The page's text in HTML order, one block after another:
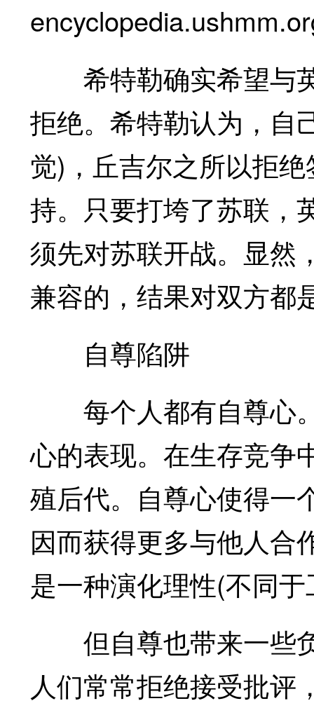
希特勒确实希望与
拒绝。希特勒认为，自
觉)，丘吉尔之所以拒
持。只要打垮了苏联，
须先对苏联开战。显然
兼容的，结果对双方都
自尊陷阱
每个人都有自尊心。
心的表现。在生存竞争
殖后代。自尊心使得一
因而获得更多与他人合
是一种演化理性(不同
但自尊也带来一些
人们常常拒绝接受批评